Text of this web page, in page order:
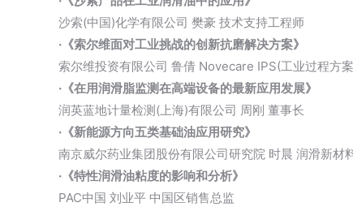
沙索(中国)化学有限公司 樊豪 技术支持工程师
·《索尔维面对工业挑战的创新抗磨解决方案》
索尔维投资有限公司 鲁倩 Novecare IPS(工业过程方
·《在用润滑脂监测在高端设备的最新应用发展》
润英蓝地计量检测(上海)有限公司 周刚 董事长
·《新能源方向五类基础油应用研究》
南京威尔药业集团股份有限公司研究院 时晨 润滑新材
·《特性润滑油粘度的影响和分析》
PAC中国 刘业平 中国区销售总监